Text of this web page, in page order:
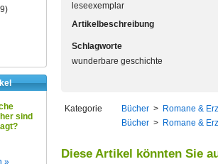
sind
»
leseexemplar
Artikelbeschreibung
Schlagworte
wunderbare geschichte
Kategorie Bücher > Romane &
Bücher > Romane &
Diese Artikel könnten Sie